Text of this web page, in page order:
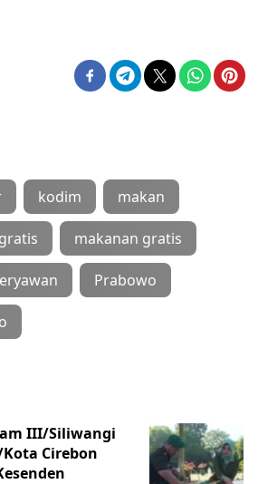
kodim makan
makanan gratis
Prabowo
III/Siliwangi
Kota Cirebon